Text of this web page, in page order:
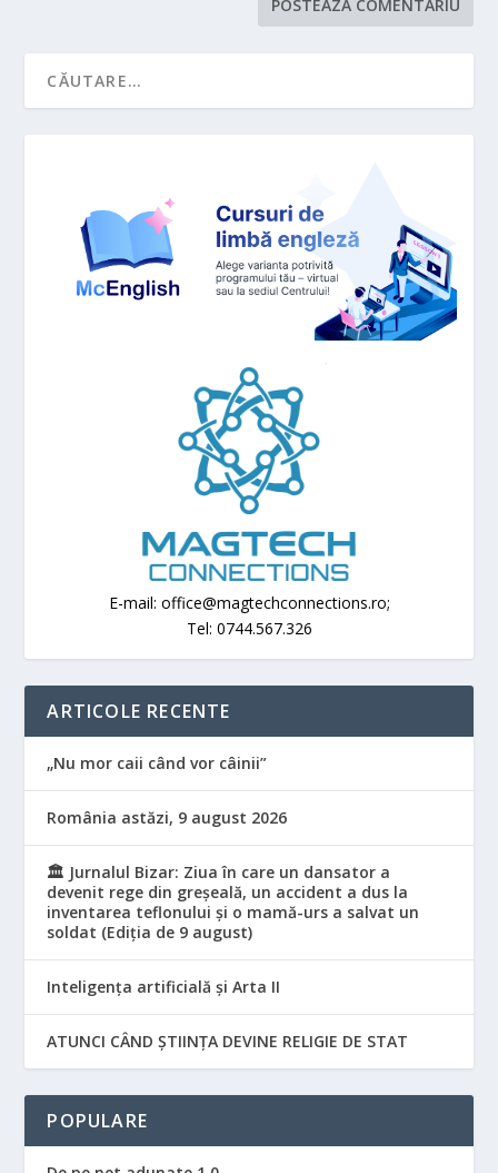
E-mail: office@magtechconnections.ro;
Tel: 0744.567.326
ARTICOLE RECENTE
„Nu mor caii când vor câinii”
România astăzi, 9 august 2026
🏛️ Jurnalul Bizar: Ziua în care un dansator a
devenit rege din greșeală, un accident a dus la
inventarea teflonului și o mamă-urs a salvat un
soldat (Ediția de 9 august)
Inteligența artificială și Arta II
ATUNCI CÂND ȘTIINȚA DEVINE RELIGIE DE STAT
POPULARE